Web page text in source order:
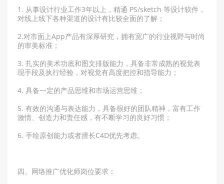
1. 从事设计行业工作3年以上，精通 PS/sketch 等设计软件，
对线上线下各种渠道的设计有比较全面的了解；
2.对市面上App产品有深厚研究，拥有宽广的行业视野与时尚
的审美标准；
3. 扎实的美术功底和图文排版能力，具备非常成熟的视觉表
现手段及执行经验，对视觉有高度把控和指导能力；
4. 具备一定的产品思维和市场运营思维；
5. 有效的沟通与表达能力，具备很好的团队精神，富有工作
激情、创造力和责任感，有不断学习的良好习惯；
6. 手绘原创能力或者擅长C4D优先考虑。
四、网络推广优化师岗位要求：